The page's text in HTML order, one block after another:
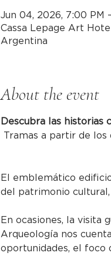
Jun 04, 2026, 7:00 PM
Cassa Lepage Art
Argentina
About the event
Descubra las historias
Tramas a partir de
El emblemático
del patrimonio
En ocasiones, la visita
Arqueología nos
oportunidades, el foco